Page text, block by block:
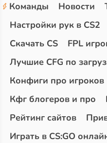
Команды Новости
Настройки рук в CS2
Скачать CS
FPL
Лучшие CFG по
Конфиги про игроков
Кфг блогеров и про
Рейтинг сайтов
Играть в CS:GO